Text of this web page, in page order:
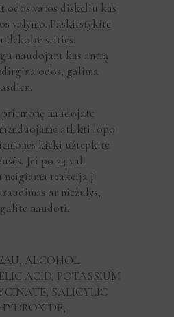
odos vatos diskeliu kas
valymo. Paskirstykite
dekoltė srities.
naudojant kas antrą
odos, galima
naudojate
atlikti lopo
kiekį užtepkite
Jei po 24 val.
neigiama reakcija į
ar niežulys,
naudoti.
ALCOHOL
ACID, POTASSIUM
SALICYLIC